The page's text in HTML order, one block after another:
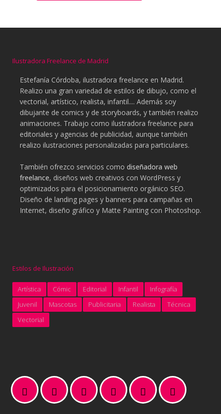
Ilustradora Freelance de Madrid
Estefanía Córdoba, ilustradora freelance en Madrid.
Realizo una gran variedad de estilos de dibujo, como el
vectorial, artístico, realista, infantil.... Además soy
dibujante de comics y de storyboards, y también realizo
animaciones. Trabajo como ilustradora freelance para
editoriales y agencias de publicidad, aunque también
realizo ilustraciones personalizadas para particulares.
También ofrezco servicios como diseñadora web
freelance, diseños web creativos con WordPress y
optimizados para el posicionamiento orgánico SEO.
Diseño de landing pages y banners para campañas en
Internet, diseño gráfico y Matte Painting con Photoshop.
Estilos de Ilustración
Artística Cómic Editorial Infantil
Infografía
Juvenil
Mascotas Publicitaria Realista
Técnica
Vectorial